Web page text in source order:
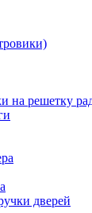
на решетку
дверей